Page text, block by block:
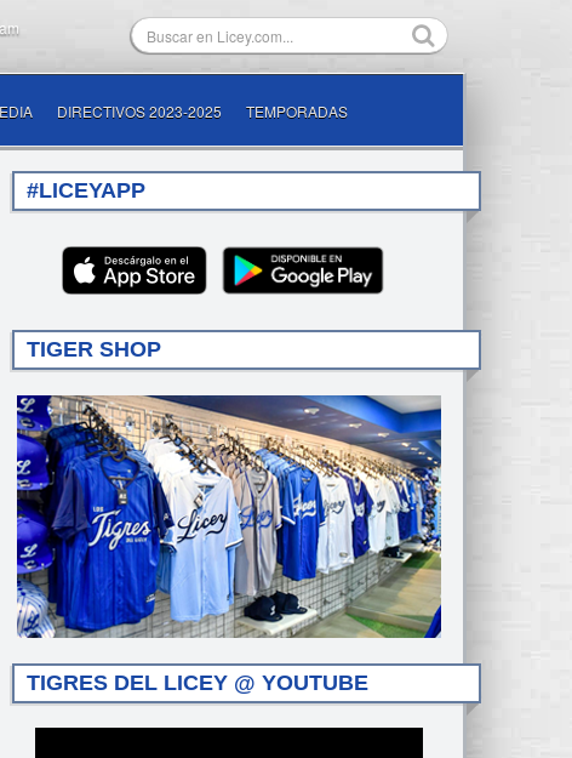
DIRECTIVOS 2023-2025 TEMPORADAS
#LICEYAPP
TIGER SHOP
TIGRES DEL LICEY @ YOUTUBE